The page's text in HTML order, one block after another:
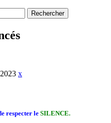
x
respecter le SILENCE.